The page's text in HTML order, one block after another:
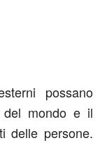
possano
del mondo e il
delle persone.